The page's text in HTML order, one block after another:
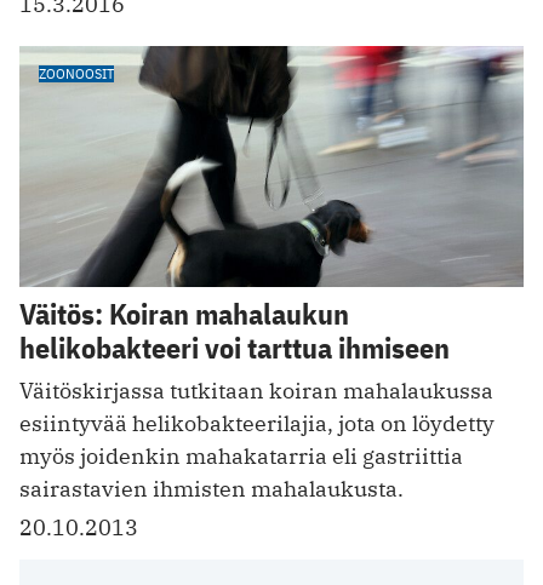
ZOONOOSIT
Väitös: Koiran mahalaukun
helikobakteeri voi tarttua ihmiseen
Väitöskirjassa tutkitaan koiran mahalaukussa
esiintyvää helikobakteerilajia, jota on löydetty
myös joidenkin mahakatarria eli gastriittia
sairastavien ihmisten mahalaukusta.
20.10.2013